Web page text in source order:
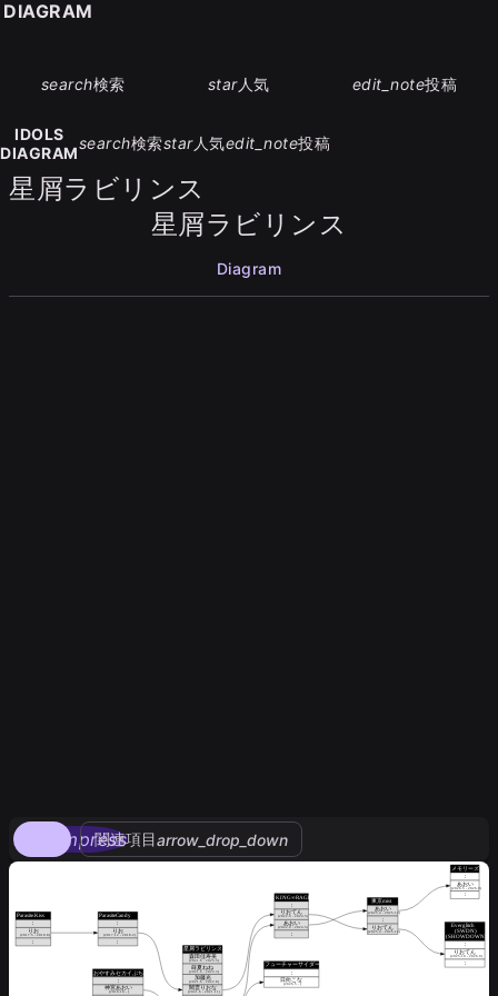
search検索 star人気 edit_note投稿
IDOLS
DIAGRAM
search検索star人気edit_note投稿
星屑ラビリンス
星屑ラビリンス
Diagram
compress
関連項目arrow_drop_down